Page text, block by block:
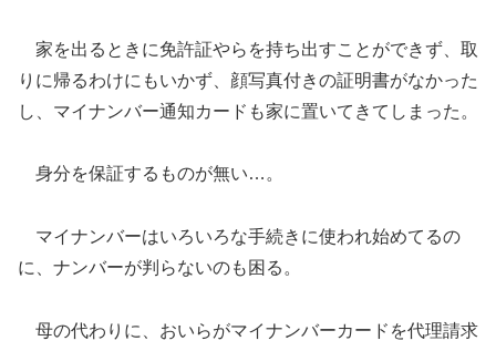
家を出るときに免許証やらを持ち出すことができず、取
りに帰るわけにもいかず、顔写真付きの証明書がなかった
し、マイナンバー通知カードも家に置いてきてしまった。
身分を保証するものが無い…。
マイナンバーはいろいろな手続きに使われ始めてるの
に、ナンバーが判らないのも困る。
母の代わりに、おいらがマイナンバーカードを代理請求